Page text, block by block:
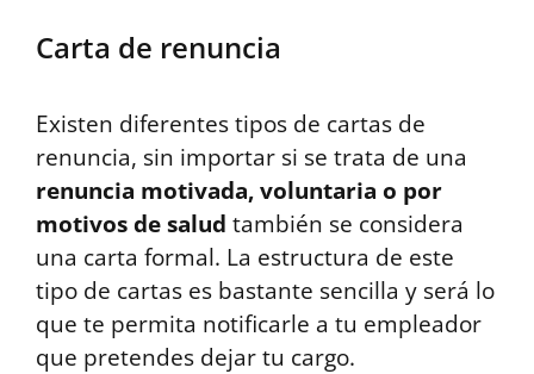
Carta de renuncia
Existen diferentes tipos de cartas de
renuncia, sin importar si se trata de una
renuncia motivada, voluntaria o por
motivos de salud también se considera
una carta formal. La estructura de este
tipo de cartas es bastante sencilla y será lo
que te permita notificarle a tu empleador
que pretendes dejar tu cargo.